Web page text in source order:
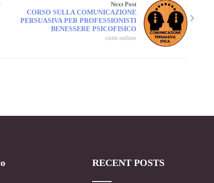
Next Post
CORSO SULLA COMUNICAZIONE
PERSUASIVA PER PROFESSIONISTI
BENESSERE PSICOFISICO
corsi online
RECENT POSTS